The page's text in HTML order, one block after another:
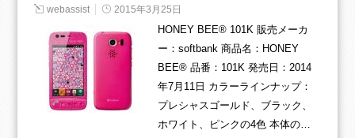
webassist 2015年3月25日
HONEY BEE® 101K 販売メーカ
ー：softbank 商品名：HONEY
BEE® 品番：101K 発売日：2014
年7月11日 カラーラインナップ：
プレシャスゴールド、ブラック、
ホワイト、ピンクの4色 本体の…